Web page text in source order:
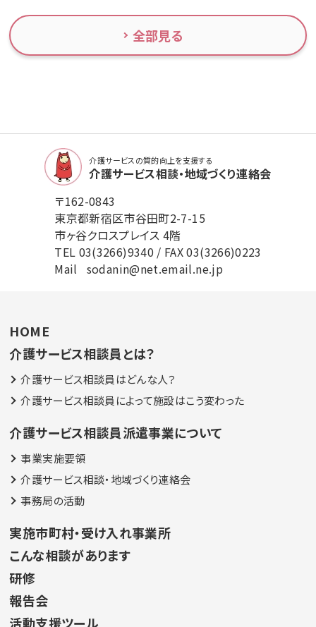
全部見る
介護サービスの質的向上を支援する
介護サービス相談・地域づくり連絡会
〒162-0843
東京都新宿区市谷田町2-7-15
市ヶ谷クロスプレイス 4階
TEL 03(3266)9340 / FAX 03(3266)0223
Mail sodanin@net.email.ne.jp
HOME
介護サービス相談員とは？
介護サービス相談員はどんな人？
介護サービス相談員によって施設はこう変わった
介護サービス相談員派遣事業について
事業実施要領
介護サービス相談・地域づくり連絡会
事務局の活動
実施市町村・受け入れ事業所
こんな相談があります
研修
報告会
活動支援ツール